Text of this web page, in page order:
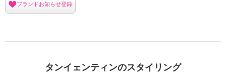
ブランドお知らせ登録
タンイェンティンのスタイリング